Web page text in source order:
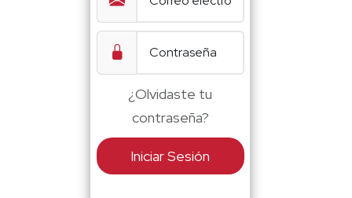
¿Olvidaste tu
contraseña?
Iniciar Sesión